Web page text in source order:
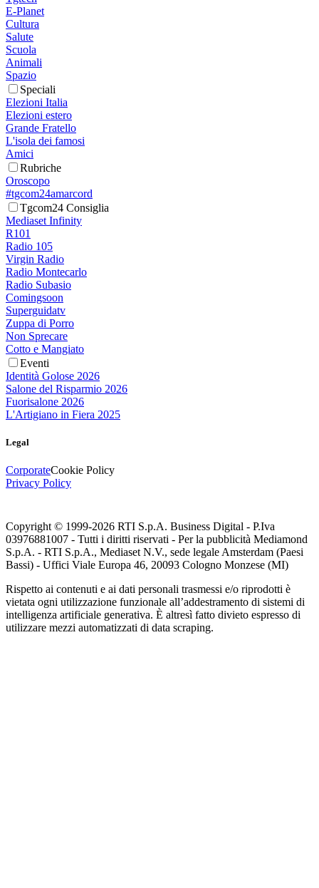
E-Planet
Cultura
Salute
Scuola
Animali
Spazio
Speciali
Elezioni Italia
Elezioni estero
Grande Fratello
L'isola dei famosi
Amici
Rubriche
Oroscopo
#tgcom24amarcord
Tgcom24 Consiglia
Mediaset Infinity
R101
Radio 105
Virgin Radio
Radio Montecarlo
Radio Subasio
Comingsoon
Superguidatv
Zuppa di Porro
Non Sprecare
Cotto e Mangiato
Eventi
Identità Golose 2026
Salone del Risparmio 2026
Fuorisalone 2026
L'Artigiano in Fiera 2025
Legal
CorporateCookie Policy
Privacy Policy
Copyright © 1999-2026 RTI S.p.A. Business Digital - P.Iva
03976881007 - Tutti i diritti riservati - Per la pubblicità Mediamond
S.p.A. - RTI S.p.A., Mediaset N.V., sede legale Amsterdam (Paesi
Bassi) - Uffici Viale Europa 46, 20093 Cologno Monzese (MI)
Rispetto ai contenuti e ai dati personali trasmessi e/o riprodotti è
vietata ogni utilizzazione funzionale all’addestramento di sistemi di
intelligenza artificiale generativa. È altresì fatto divieto espresso di
utilizzare mezzi automatizzati di data scraping.